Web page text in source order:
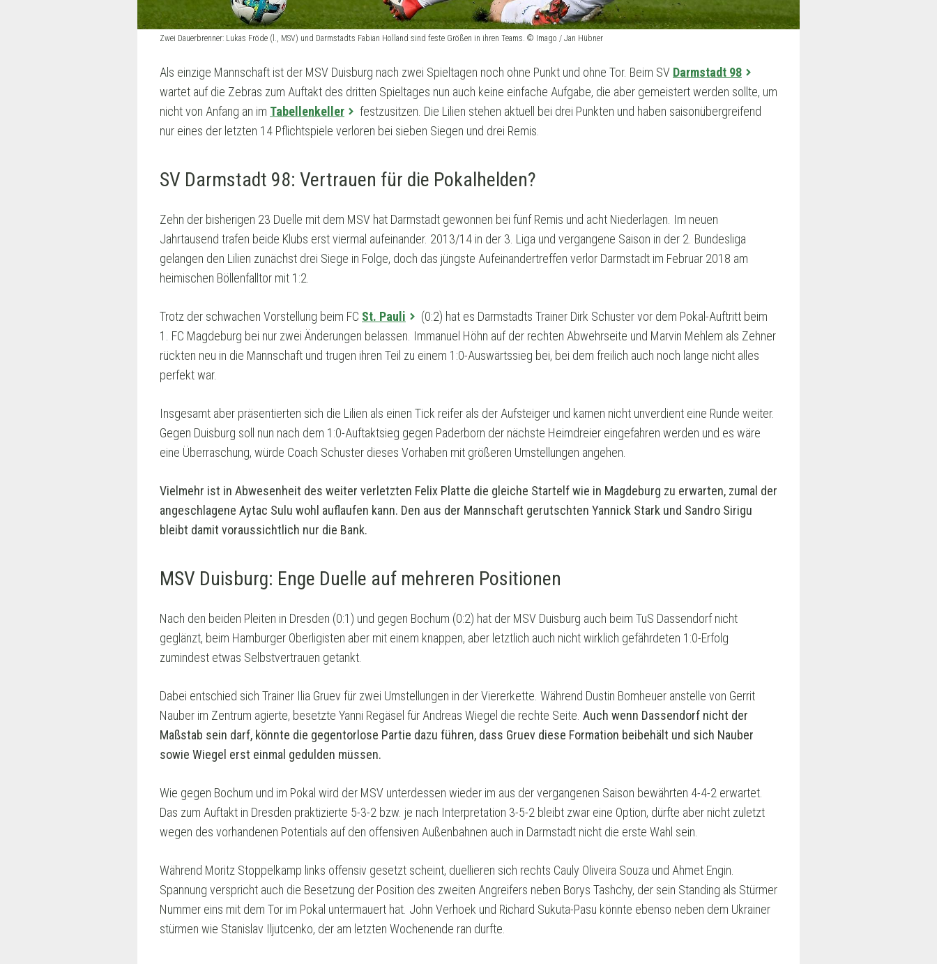
Zwei Dauerbrenner: Lukas Fröde (l., MSV) und Darmstadts Fabian Holland sind feste Größen in ihren Teams. © Imago / Jan Hübner
Als einzige Mannschaft ist der MSV Duisburg nach zwei Spieltagen noch ohne Punkt und ohne Tor. Beim SV Darmstadt 98
wartet auf die Zebras zum Auftakt des dritten Spieltages nun auch keine einfache Aufgabe, die aber gemeistert werden sollte, um
nicht von Anfang an im Tabellenkeller
festzusitzen. Die Lilien stehen aktuell bei drei Punkten und haben saisonübergreifend
nur eines der letzten 14 Pflichtspiele verloren bei sieben Siegen und drei Remis.
SV Darmstadt 98: Vertrauen für die Pokalhelden?
Zehn der bisherigen 23 Duelle mit dem MSV hat Darmstadt gewonnen bei fünf Remis und acht Niederlagen. Im neuen
Jahrtausend trafen beide Klubs erst viermal aufeinander. 2013/14 in der 3. Liga und vergangene Saison in der 2. Bundesliga
gelangen den Lilien zunächst drei Siege in Folge, doch das jüngste Aufeinandertreffen verlor Darmstadt im Februar 2018 am
heimischen Böllenfalltor mit 1:2.
Trotz der schwachen Vorstellung beim FC St. Pauli
(0:2) hat es Darmstadts Trainer Dirk Schuster vor dem Pokal-Auftritt beim
1. FC Magdeburg bei nur zwei Änderungen belassen. Immanuel Höhn auf der rechten Abwehrseite und Marvin Mehlem als Zehner
rückten neu in die Mannschaft und trugen ihren Teil zu einem 1:0-Auswärtssieg bei, bei dem freilich auch noch lange nicht alles
perfekt war.
Insgesamt aber präsentierten sich die Lilien als einen Tick reifer als der Aufsteiger und kamen nicht unverdient eine Runde weiter.
Gegen Duisburg soll nun nach dem 1:0-Auftaktsieg gegen Paderborn der nächste Heimdreier eingefahren werden und es wäre
eine Überraschung, würde Coach Schuster dieses Vorhaben mit größeren Umstellungen angehen.
Vielmehr ist in Abwesenheit des weiter verletzten Felix Platte die gleiche Startelf wie in Magdeburg zu erwarten, zumal der
angeschlagene Aytac Sulu wohl auflaufen kann. Den aus der Mannschaft gerutschten Yannick Stark und Sandro Sirigu
bleibt damit voraussichtlich nur die Bank.
MSV Duisburg: Enge Duelle auf mehreren Positionen
Nach den beiden Pleiten in Dresden (0:1) und gegen Bochum (0:2) hat der MSV Duisburg auch beim TuS Dassendorf nicht
geglänzt, beim Hamburger Oberligisten aber mit einem knappen, aber letztlich auch nicht wirklich gefährdeten 1:0-Erfolg
zumindest etwas Selbstvertrauen getankt.
Dabei entschied sich Trainer Ilia Gruev für zwei Umstellungen in der Viererkette. Während Dustin Bomheuer anstelle von Gerrit
Nauber im Zentrum agierte, besetzte Yanni Regäsel für Andreas Wiegel die rechte Seite. Auch wenn Dassendorf nicht der
Maßstab sein darf, könnte die gegentorlose Partie dazu führen, dass Gruev diese Formation beibehält und sich Nauber
sowie Wiegel erst einmal gedulden müssen.
Wie gegen Bochum und im Pokal wird der MSV unterdessen wieder im aus der vergangenen Saison bewährten 4-4-2 erwartet.
Das zum Auftakt in Dresden praktizierte 5-3-2 bzw. je nach Interpretation 3-5-2 bleibt zwar eine Option, dürfte aber nicht zuletzt
wegen des vorhandenen Potentials auf den offensiven Außenbahnen auch in Darmstadt nicht die erste Wahl sein.
Während Moritz Stoppelkamp links offensiv gesetzt scheint, duellieren sich rechts Cauly Oliveira Souza und Ahmet Engin.
Spannung verspricht auch die Besetzung der Position des zweiten Angreifers neben Borys Tashchy, der sein Standing als Stürmer
Nummer eins mit dem Tor im Pokal untermauert hat. John Verhoek und Richard Sukuta-Pasu könnte ebenso neben dem Ukrainer
stürmen wie Stanislav Iljutcenko, der am letzten Wochenende ran durfte.